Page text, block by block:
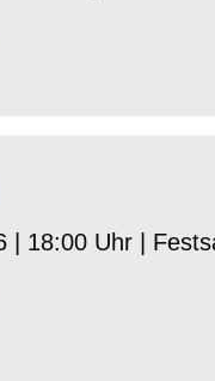
| 18:00 Uhr |